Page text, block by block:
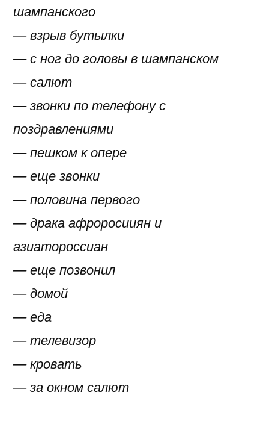
шампанского
— взрыв бутылки
— с ног до головы в шампанском
— салют
— звонки по телефону с
поздравлениями
— пешком к опере
— еще звонки
— половина первого
— драка афроросииян и
азиатороссиан
— еще позвонил
— домой
— еда
— телевизор
— кровать
— за окном салют